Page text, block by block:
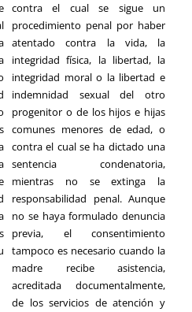
contra el cual se sigue un
procedimiento penal por haber
atentado contra la vida, la
integridad física, la libertad, la
integridad moral o la libertad e
indemnidad sexual del otro
progenitor o de los hijos e hijas
comunes menores de edad, o
contra el cual se ha dictado una
sentencia condenatoria,
mientras no se extinga la
responsabilidad penal. Aunque
no se haya formulado denuncia
previa, el consentimiento
tampoco es necesario cuando la
madre recibe asistencia,
acreditada documentalmente,
de los servicios de atención y